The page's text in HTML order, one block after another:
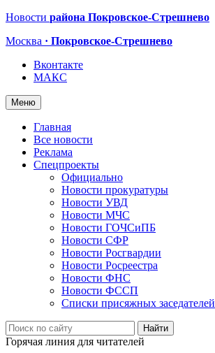
Новости района Покровское-Стрешнево
Москва · Покровское-Стрешнево
Вконтакте
МАКС
Меню
Главная
Все новости
Реклама
Спецпроекты
Официально
Новости прокуратуры
Новости УВД
Новости МЧС
Новости ГОЧСиПБ
Новости СФР
Новости Росгвардии
Новости Росреестра
Новости ФНС
Новости ФССП
Списки присяжных заседателей
Горячая линия для читателей